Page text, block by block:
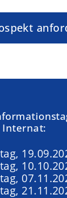
Internat: